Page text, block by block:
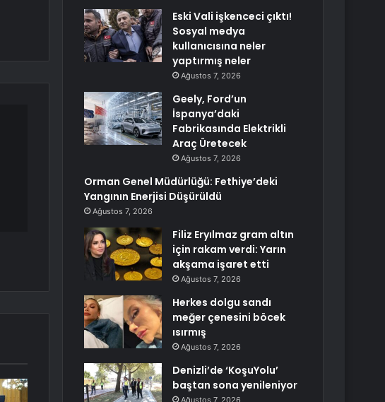
Eski Vali işkenceci çıktı!
Sosyal medya
kullanıcısına neler
yaptırmış neler
Ağustos 7, 2026
Geely, Ford’un
İspanya’daki
Fabrikasında Elektrikli
Araç Üretecek
Ağustos 7, 2026
Orman Genel Müdürlüğü: Fethiye’deki
Yangının Enerjisi Düşürüldü
Ağustos 7, 2026
Filiz Eryılmaz gram altın
için rakam verdi: Yarın
akşama işaret etti
Ağustos 7, 2026
Herkes dolgu sandı
meğer çenesini böcek
ısırmış
Ağustos 7, 2026
Denizli’de ‘KoşuYolu’
baştan sona yenileniyor
Ağustos 7, 2026